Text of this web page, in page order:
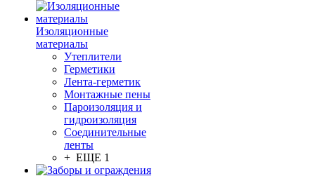
Изоляционные
материалы
Утеплители
Герметики
Лента-герметик
Монтажные пены
Пароизоляция и
гидроизоляция
Соединительные
ленты
+ ЕЩЕ 1